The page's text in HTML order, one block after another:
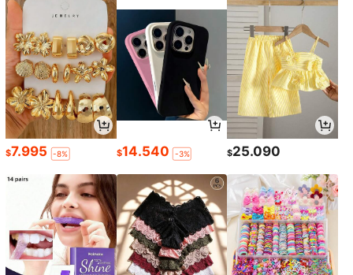
$7.995 -8% $14.540 -3% $25.090